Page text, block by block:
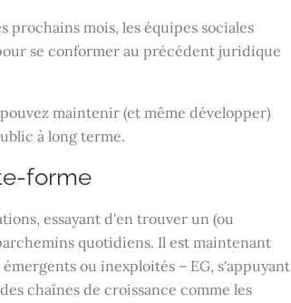
mois, les équipes sociales
se conformer au précédent juridique
maintenir (et même développer)
à long terme.
forme
essayant d'en trouver un (ou
quotidiens. Il est maintenant
ou inexploités – EG, s'appuyant
chaînes de croissance comme les